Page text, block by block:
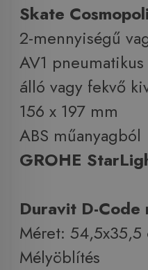
Skate
2-mennyiségű
AV1
álló vagy fekvő
156 x 197 mm
ABS műanyagból
GROHE
Duravit D-
Méret: 54,5x35,5
Mélyöblítés